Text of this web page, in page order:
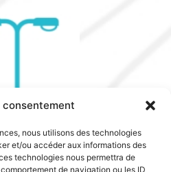
consentement
nous utilisons des technologies
et/ou accéder aux informations des
technologies nous permettra de
de navigation ou les ID
public